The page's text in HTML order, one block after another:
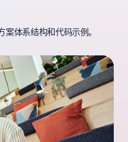
体系结构和代码示例。